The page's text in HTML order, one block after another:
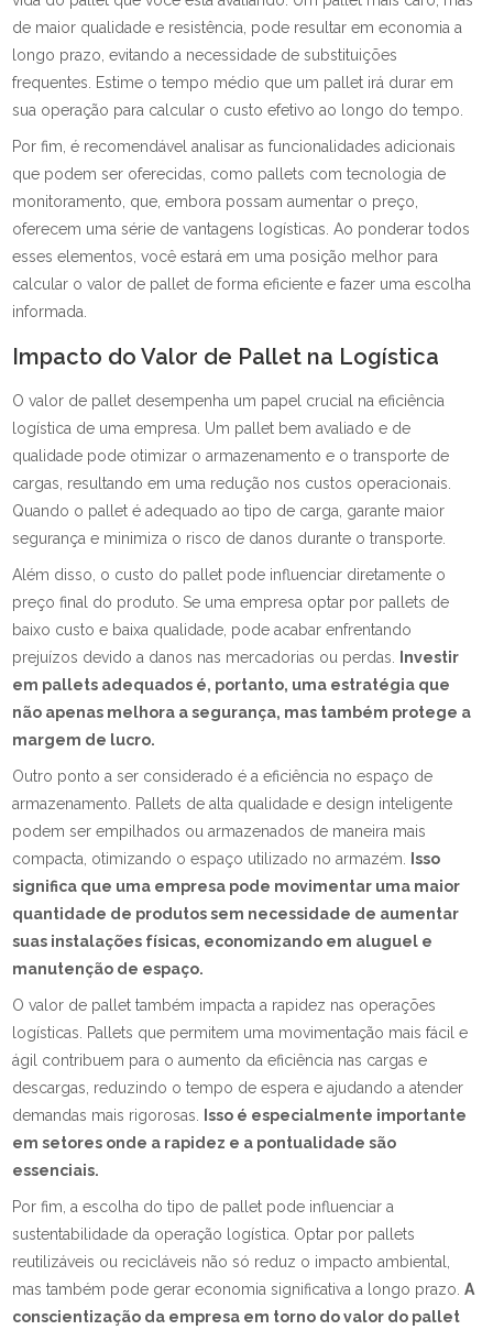
de maior qualidade e resistência, pode resultar em economia a
longo prazo, evitando a necessidade de substituições
frequentes. Estime o tempo médio que um pallet irá durar em
sua operação para calcular o custo efetivo ao longo do tempo.
Por fim, é recomendável analisar as funcionalidades adicionais
que podem ser oferecidas, como pallets com tecnologia de
monitoramento, que, embora possam aumentar o preço,
oferecem uma série de vantagens logísticas. Ao ponderar todos
esses elementos, você estará em uma posição melhor para
calcular o valor de pallet de forma eficiente e fazer uma escolha
informada.
Impacto do Valor de Pallet na Logística
O valor de pallet desempenha um papel crucial na eficiência
logística de uma empresa. Um pallet bem avaliado e de
qualidade pode otimizar o armazenamento e o transporte de
cargas, resultando em uma redução nos custos operacionais.
Quando o pallet é adequado ao tipo de carga, garante maior
segurança e minimiza o risco de danos durante o transporte.
Além disso, o custo do pallet pode influenciar diretamente o
preço final do produto. Se uma empresa optar por pallets de
baixo custo e baixa qualidade, pode acabar enfrentando
prejuízos devido a danos nas mercadorias ou perdas.
Investir
em pallets adequados é, portanto, uma estratégia que
não apenas melhora a segurança, mas também protege a
margem de lucro.
Outro ponto a ser considerado é a eficiência no espaço de
armazenamento. Pallets de alta qualidade e design inteligente
podem ser empilhados ou armazenados de maneira mais
compacta, otimizando o espaço utilizado no armazém.
Isso
significa que uma empresa pode movimentar uma maior
quantidade de produtos sem necessidade de aumentar
suas instalações físicas, economizando em aluguel e
manutenção de espaço.
O valor de pallet também impacta a rapidez nas operações
logísticas. Pallets que permitem uma movimentação mais fácil e
ágil contribuem para o aumento da eficiência nas cargas e
descargas, reduzindo o tempo de espera e ajudando a atender
demandas mais rigorosas.
Isso é especialmente importante
em setores onde a rapidez e a pontualidade são
essenciais.
Por fim, a escolha do tipo de pallet pode influenciar a
sustentabilidade da operação logística. Optar por pallets
reutilizáveis ou recicláveis não só reduz o impacto ambiental,
mas também pode gerar economia significativa a longo prazo.A
conscientização da empresa em torno do valor do pallet